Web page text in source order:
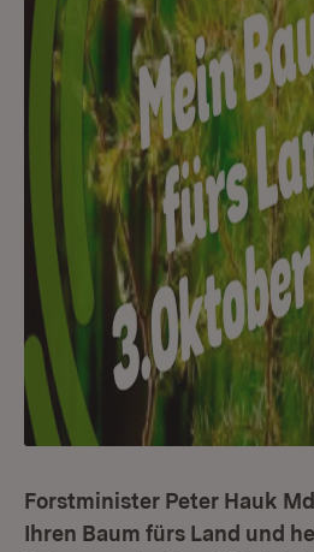
Forstminister Peter Hauk
Ihren Baum fürs Land und